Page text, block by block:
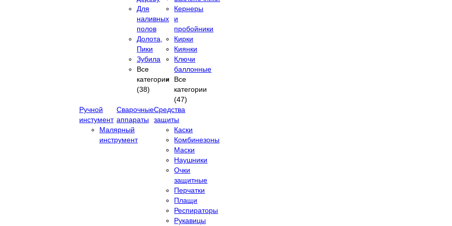
Для
наливных
полов
Долота,
Пики
Зубила
Все
категории
(38)
Кернеры
и
пробойники
Кирки
Киянки
Ключи
баллонные
Все
категории
(47)
Ручной
инстумент
Малярный
инструмент
Сварочные
аппараты
Средства
защиты
Каски
Комбинезоны
Маски
Наушники
Очки
защитные
Перчатки
Плащи
Респираторы
Рукавицы